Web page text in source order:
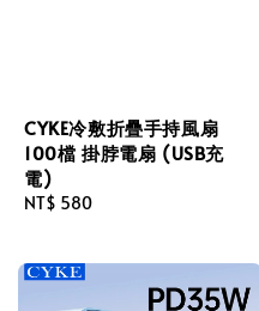
CYKE冷敷折疊手持風扇
100檔 掛脖電扇 (USB充
電)
Regular
NT$ 580